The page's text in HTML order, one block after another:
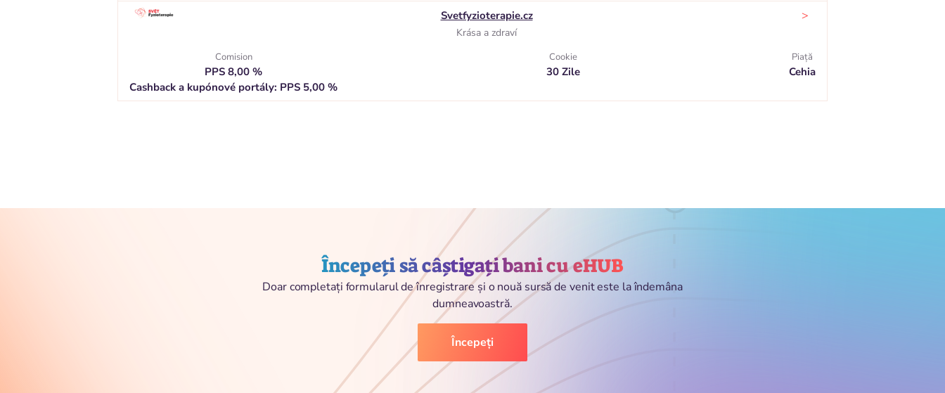
Svetfyzioterapie.cz
Krása a zdraví
>
Comision
PPS 8,00 %
Cashback a kupónové portály: PPS 5,00 %
Cookie
30 Zile
Piaţă
Cehia
Începeți să câștigați bani cu eHUB
Doar completați formularul de înregistrare și o nouă sursă de venit este la îndemâna
dumneavoastră.
Începeți